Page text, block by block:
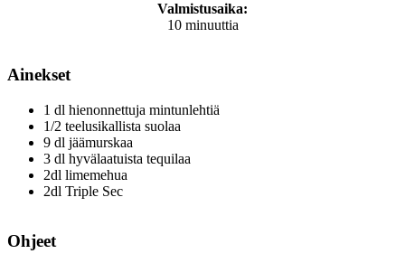
Valmistusaika:
10 minuuttia
Ainekset
1 dl hienonnettuja mintunlehtiä
1/2 teelusikallista suolaa
9 dl jäämurskaa
3 dl hyvälaatuista tequilaa
2dl limemehua
2dl Triple Sec
Ohjeet